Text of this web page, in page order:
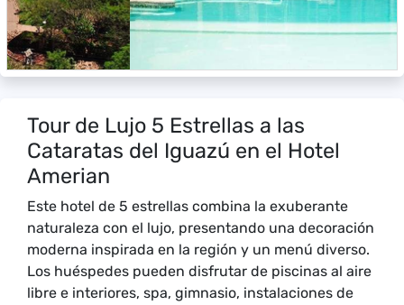
Tour de Lujo 5 Estrellas a las
Cataratas del Iguazú en el Hotel
Amerian
Este hotel de 5 estrellas combina la exuberante
naturaleza con el lujo, presentando una decoración
moderna inspirada en la región y un menú diverso.
Los huéspedes pueden disfrutar de piscinas al aire
libre e interiores, spa, gimnasio, instalaciones de